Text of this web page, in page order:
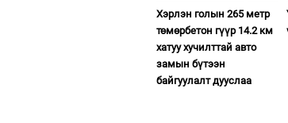
Хэрлэн голын 265 метр
төмөрбетон гүүр 14.2 км
хатуу хучилттай авто
замын бүтээн
байгуулалт дууслаа